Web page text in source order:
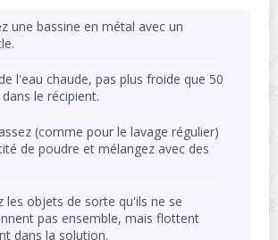
une bassine en métal avec un
l'eau chaude, pas plus froide que 50
le récipient.
(comme pour le lavage régulier)
de poudre et mélangez avec des
les objets de sorte qu'ils ne se
pas ensemble, mais flottent
dans la solution.